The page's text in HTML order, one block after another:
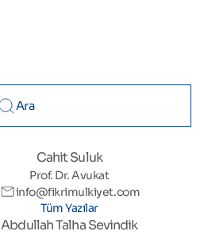
Cahit Suluk
Prof. Dr. Avukat
info@fikrimulkiyet.com
Tüm Yazılar
Abdullah Talha Sevindik